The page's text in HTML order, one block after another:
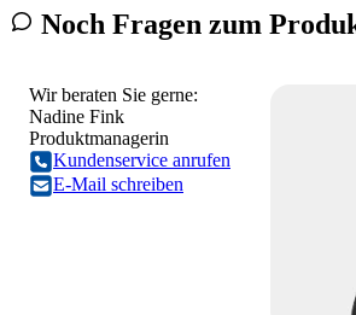
Noch Fragen zum
Wir beraten Sie gerne:
Nadine Fink
Produktmanagerin
Kundenservice anrufen
E-Mail schreiben